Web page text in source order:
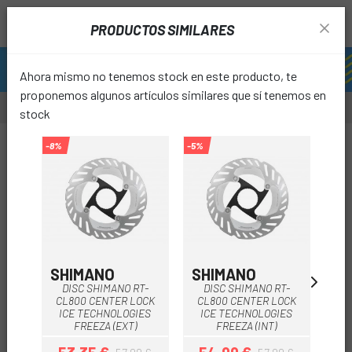
PRODUCTOS SIMILARES
Ahora mismo no tenemos stock en este producto, te
proponemos algunos artículos similares que sí tenemos en
stock
-8%
SHIMANO
DISC SHIMANO RT-
CL800 CENTER LOCK
ICE TECHNOLOGIES
FREEZA (EXT)
-5%
SHIMANO
DISC SHIMANO RT-
CL800 CENTER LOCK
ICE TECHNOLOGIES
FREEZA (INT)